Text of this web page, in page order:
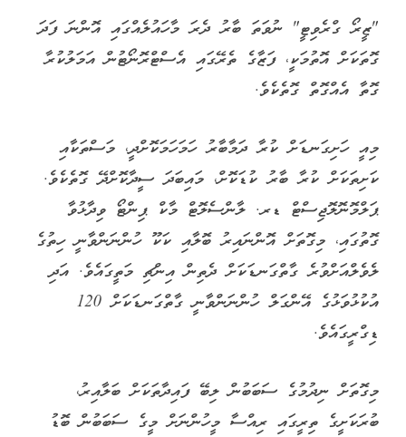
"ޒީރޯ ގްރެވިޓީ" ނުވަތަ ބާރު ދެރަ މާހައުލެއްގައި އޮންނަ ފަދަ
ގޮތަކަށް އޮތުމަކީ، ފަޒާގެ ތެރޭގައި އެސްޓްރޮނޯޓުން އަމަލުކުރާ
ގޮތާ އެއްގޮތް ގޮތެކެވެ.
މިއީ ހަށިގަނޑަށް ކުރާ ދަމާބާރު ހަމަހަމަކޮށްދީ، މަސްތަކާއި
ކަށިތަކަށް ކުރާ ބާރު ކުޑަކޮށް، މައިބަދަ ސީދާކޮށްދޭ ގޮތެކެވެ.
ޕަލްމޮނޮލޮޖިސްޓް ޑރ. ލާންސެލޮޓް މާކް ޕިންޓޯ ވިދާޅުވާ
ގޮތުގައި، މިގޮތަށް އޮންނައިރު ބޮލާއި ކަކޫ ހުންނަންވާނީ ހިތުގެ
ލެވެލްއަށްވުރެ ގާތްގަނޑަކަށް ދެތިން އިންޗި މަތީގައެވެ. އަދި
އުކުޅުވަޅުގެ އޭންގަލް ހުންނަންވާނީ ގާތްގަނޑަކަށް 120
ޑިގްރީގައެވެ.
މިގޮތަށް ނިދުމުގެ ސަބަބުން ލިބޭ ފައިދާތަކަށް ބަލާއިރު،
ބުރަކަށީގެ ތިރީގައި ރިއްސާ މީހުންނަށް މީގެ ސަބަބުން ބޮޑު